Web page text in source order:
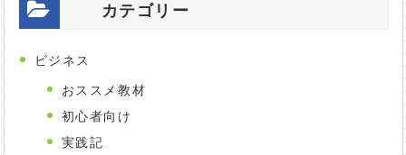
カテゴリー
ビジネス
おススメ教材
初心者向け
実践記